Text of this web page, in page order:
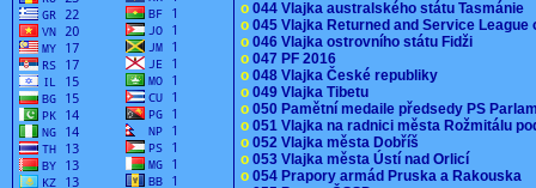
o 044 Vlajka australského státu Tasmánie
o 045 Vlajka Returned and Service
o 046 Vlajka ostrovního státu Fidži
o 047 PF 2016
o 048 Vlajka České republiky
o 049 Vlajka Tibetu
o 050 Pamětní medaile předsedy PS
o 051 Vlajka na radnici města Rožmitálu
o 052 Vlajka města Dobříš
o 053 Vlajka města Ústí nad Orlicí
o 054 Prapory armád Pruska a Rakouska